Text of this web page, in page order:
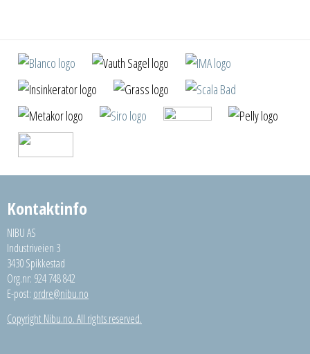
Kontaktinfo
NIBU AS
Industriveien 3
3430 Spikkestad
Org.nr: 924 748 842
E-post: ordre@nibu.no
Copyright Nibu.no. All rights reserved.